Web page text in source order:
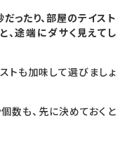
ったり、部屋のテイスト
、途端にダサく見えてし
トも加味して選びましょ
数も、先に決めておくと